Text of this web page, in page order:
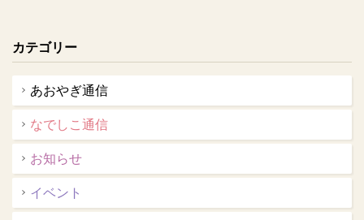
カテゴリー
あおやぎ通信
なでしこ通信
お知らせ
イベント